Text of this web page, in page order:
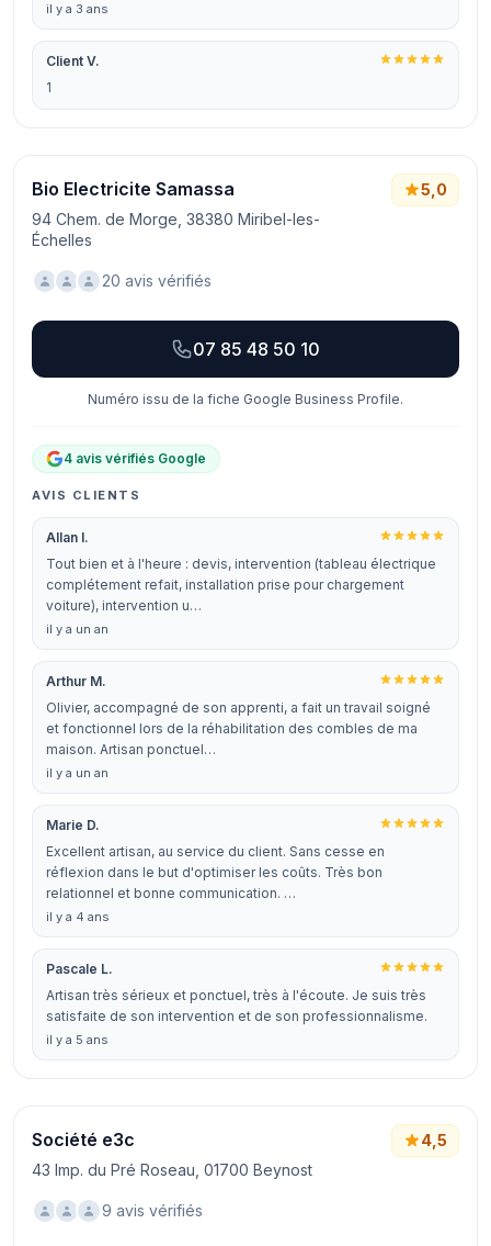
il y a 3 ans
Client V.
1
Bio Electricite Samassa
94 Chem. de Morge, 38380 Miribel-les-
Échelles
5,0
20 avis vérifiés
07 85 48 50 10
Numéro issu de la fiche Google Business Profile.
4 avis vérifiés Google
AVIS CLIENTS
Allan I.
Tout bien et à l'heure : devis, intervention (tableau électrique
complétement refait, installation prise pour chargement
voiture), intervention u…
il y a un an
Arthur M.
Olivier, accompagné de son apprenti, a fait un travail soigné
et fonctionnel lors de la réhabilitation des combles de ma
maison. Artisan ponctuel…
il y a un an
Marie D.
Excellent artisan, au service du client. Sans cesse en
réflexion dans le but d'optimiser les coûts. Très bon
relationnel et bonne communication. …
il y a 4 ans
Pascale L.
Artisan très sérieux et ponctuel, très à l'écoute. Je suis très
satisfaite de son intervention et de son professionnalisme.
il y a 5 ans
Société e3c
43 Imp. du Pré Roseau, 01700 Beynost
4,5
9 avis vérifiés